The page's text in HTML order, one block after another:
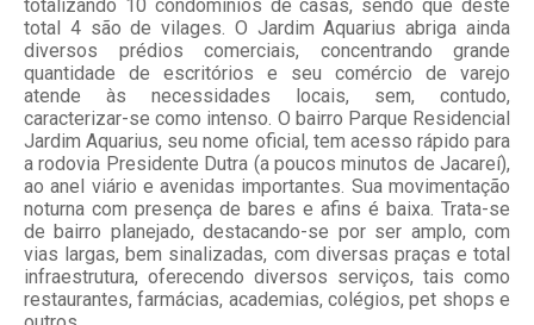
totalizando 10 condomínios de casas, sendo que deste
total 4 são de vilages. O Jardim Aquarius abriga ainda
diversos prédios comerciais, concentrando grande
quantidade de escritórios e seu comércio de varejo
atende às necessidades locais, sem, contudo,
caracterizar-se como intenso. O bairro Parque Residencial
Jardim Aquarius, seu nome oficial, tem acesso rápido para
a rodovia Presidente Dutra (a poucos minutos de Jacareí),
ao anel viário e avenidas importantes. Sua movimentação
noturna com presença de bares e afins é baixa. Trata-se
de bairro planejado, destacando-se por ser amplo, com
vias largas, bem sinalizadas, com diversas praças e total
infraestrutura, oferecendo diversos serviços, tais como
restaurantes, farmácias, academias, colégios, pet shops e